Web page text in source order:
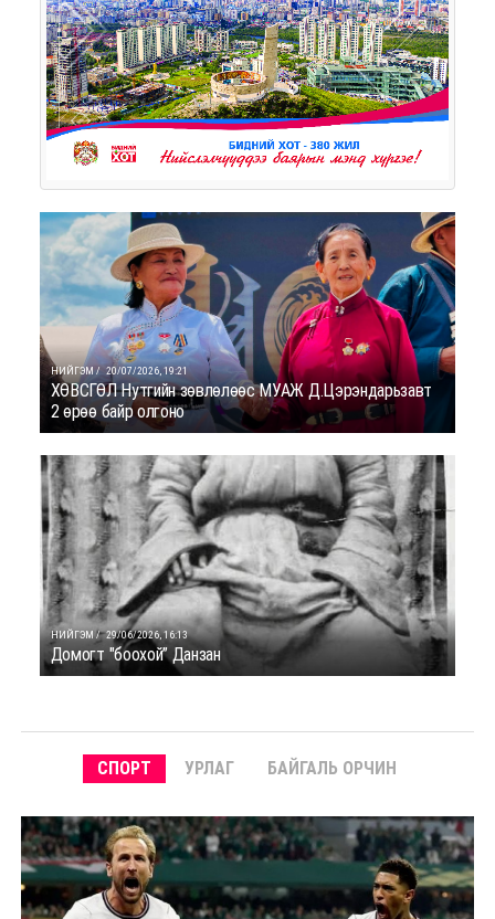
НИЙГЭМ / 20/07/2026, 19:21
ХӨВСГӨЛ Нутгийн зөвлөлөөс МУАЖ Д.Цэрэндарьзавт
2 өрөө байр олгоно
НИЙГЭМ / 29/06/2026, 16:13
Домогт "боохой” Данзан
СПОРТ УРЛАГ БАЙГАЛЬ ОРЧИН